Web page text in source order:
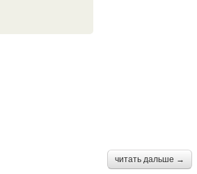
читать дальше →